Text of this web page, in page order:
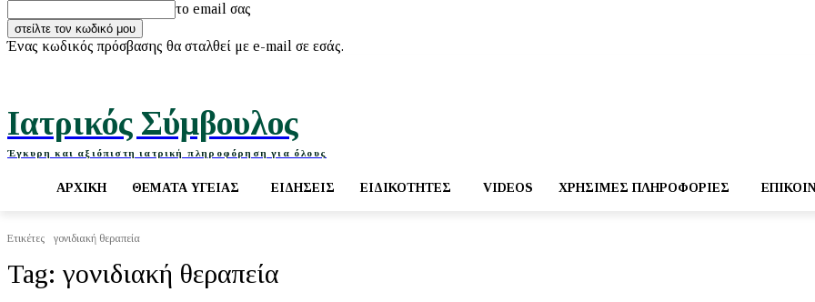
το email σας
Ένας κωδικός πρόσβασης θα σταλθεί με e-mail σε εσάς.
Ιατρικός Σύμβουλος
Έγκυρη και αξιόπιστη ιατρική πληροφόρηση για όλους
ΑΡΧΙΚΉ ΘΈΜΑΤΑ ΥΓΕΊΑΣ ΕΙΔΉΣΕΙΣ ΕΙΔΙΚΌΤΗΤΕΣ VIDEOS ΧΡΉΣΙΜΕΣ ΠΛΗΡΟΦΟΡΊΕΣ
Ετικέτες γονιδιακή θεραπεία
Tag: γονιδιακή θεραπεία